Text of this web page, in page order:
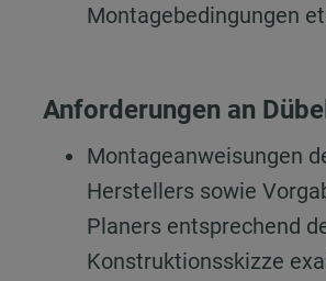
Montagebedingungen
Anforderungen an
Montageanweisungen
Herstellers sowie
Planers entsprechend
Konstruktionsskizze